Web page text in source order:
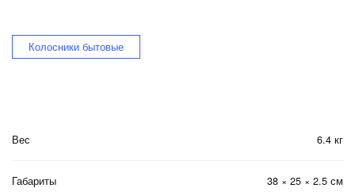
Колосники бытовые
Вес 6.4 кг
Габариты 38 × 25 × 2.5 см